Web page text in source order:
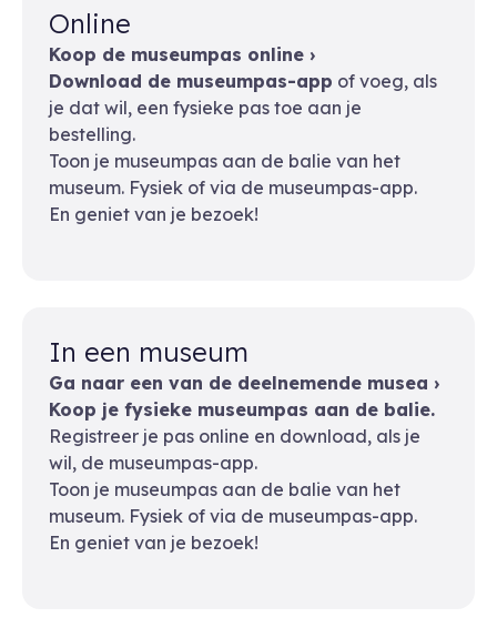
Online
Koop de museumpas online ›
Download de museumpas-app of voeg, als
je dat wil, een fysieke pas toe aan je
bestelling.
Toon je museumpas aan de balie van het
museum. Fysiek of via de museumpas-app.
En geniet van je bezoek!
In een museum
Ga naar een van de deelnemende musea ›
Koop je fysieke museumpas aan de balie.
Registreer je pas online en download, als je
wil, de museumpas-app.
Toon je museumpas aan de balie van het
museum. Fysiek of via de museumpas-app.
En geniet van je bezoek!